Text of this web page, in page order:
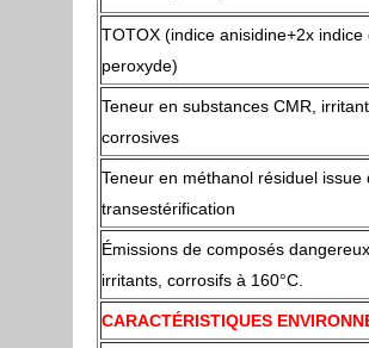
TOTOX (indice anisidine+2x indice
peroxyde)
Teneur en substances CMR,
corrosives
Teneur en méthanol résiduel issue
transestérification
Émissions de composés
irritants, corrosifs à 160°C.
CARACTÉRISTIQUES